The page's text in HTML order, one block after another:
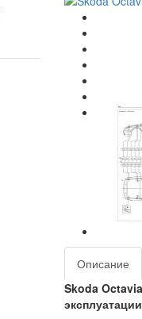
Описание
Skoda